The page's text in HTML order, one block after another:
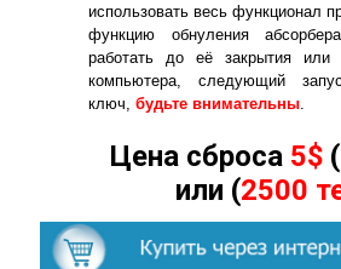
использовать весь функционал
функцию обнуления
работать до её закрытия или
компьютера, следующий
ключ, будьте внимательны
Цена сброса 5$ (
или (2500